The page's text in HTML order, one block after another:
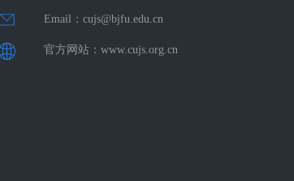
Email：cujs@bjfu.edu.cn
官方网站：www.cujs.org.cn